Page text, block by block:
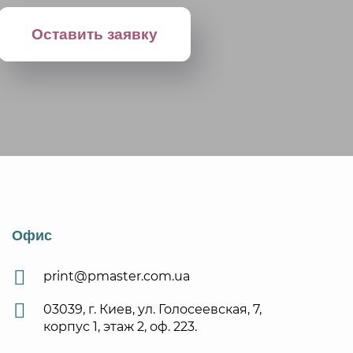
Офис
print@pmaster.com.ua
03039, г. Киев, ул. Голосеевская, 7,
корпус 1, этаж 2, оф. 223.